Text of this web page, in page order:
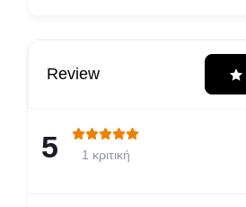
Review
5 1 κριτική